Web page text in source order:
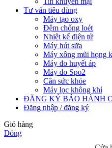
Tư vấn tiêu dùng
Máy tạo oxy
Đệm chống loét
Nhiệt kế điện tử
Máy hút sữa
Máy xông mũi họng
Máy đo huyết áp
Máy đo Spo2
Cân sức khỏe
Máy lọc không khí
ĐĂNG KÝ BẢO HÀNH
Đăng nhập / đăng ký
Giỏ hàng
Đóng